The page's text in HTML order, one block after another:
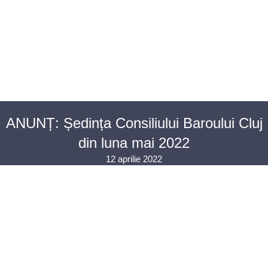
ANUNȚ: Ședința Consiliului Baroului Cluj
din luna mai 2022
12 aprilie 2022